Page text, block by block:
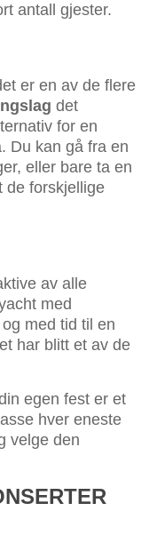
antall gjester.
er en av de flere
det
for en
Du kan gå fra en
eller bare ta en
de forskjellige
av alle
med
med tid til en
har blitt et av de
egen fest er et
hver eneste
velge den